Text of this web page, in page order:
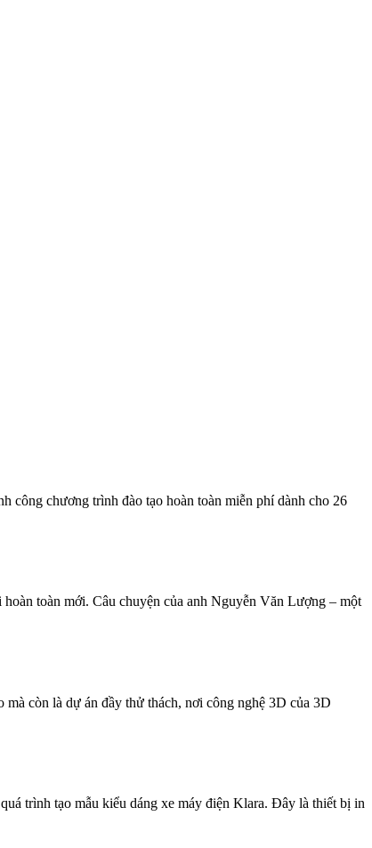
công chương trình đào tạo hoàn toàn miễn phí dành cho 26
toàn mới. Câu chuyện của anh Nguyễn Văn Lượng – một
còn là dự án đầy thử thách, nơi công nghệ 3D của 3D
trình tạo mẫu kiểu dáng xe máy điện Klara. Đây là thiết bị in